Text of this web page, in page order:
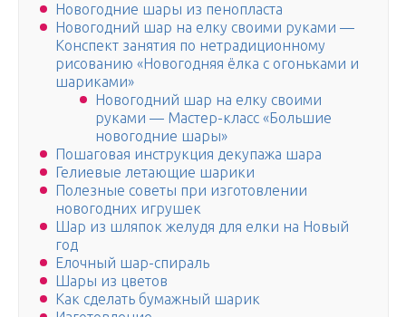
Новогодние шары из пенопласта
Новогодний шар на елку своими руками —
Конспект занятия по нетрадиционному
рисованию «Новогодняя ёлка с огоньками и
шариками»
Новогодний шар на елку своими
руками — Мастер-класс «Большие
новогодние шары»
Пошаговая инструкция декупажа шара
Гелиевые летающие шарики
Полезные советы при изготовлении
новогодних игрушек
Шар из шляпок желудя для елки на Новый
год
Елочный шар-спираль
Шары из цветов
Как сделать бумажный шарик